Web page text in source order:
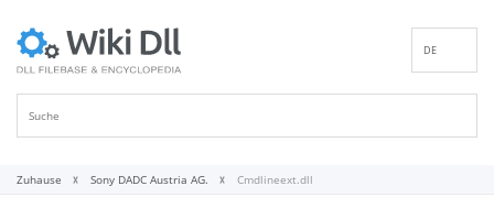
DE
Zuhause Sony DADC Austria AG. Cmdlineext.dll